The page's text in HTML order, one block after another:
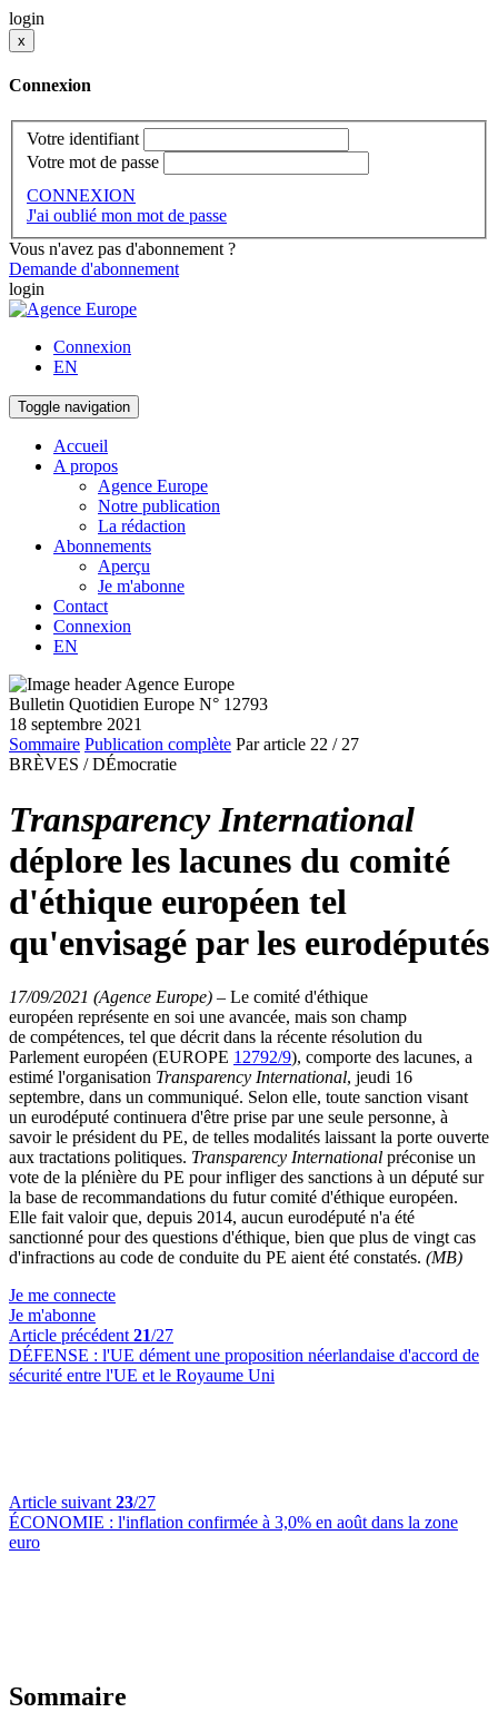
login
x
Connexion
Votre identifiant
Votre mot de passe
CONNEXION
J'ai oublié mon mot de passe
Vous n'avez pas d'abonnement ?
Demande d'abonnement
login
Connexion
EN
Toggle navigation
Accueil
A propos
Agence Europe
Notre publication
La rédaction
Abonnements
Aperçu
Je m'abonne
Contact
Connexion
EN
Bulletin Quotidien Europe N° 12793
18 septembre 2021
Sommaire Publication complète Par article 22 / 27
BRÈVES / DÉmocratie
Transparency International
déplore les lacunes du comité
d'éthique européen tel
qu'envisagé par les eurodéputés
17/09/2021 (Agence Europe) – Le comité d'éthique
européen représente en soi une avancée, mais son champ
de compétences, tel que décrit dans la récente résolution du
Parlement européen (EUROPE 12792/9), comporte des lacunes, a
estimé l'organisation Transparency International, jeudi 16
septembre, dans un communiqué. Selon elle, toute sanction visant
un eurodéputé continuera d'être prise par une seule personne, à
savoir le président du PE, de telles modalités laissant la porte ouverte
aux tractations politiques. Transparency International préconise un
vote de la plénière du PE pour infliger des sanctions à un député sur
la base de recommandations du futur comité d'éthique européen.
Elle fait valoir que, depuis 2014, aucun eurodéputé n'a été
sanctionné pour des questions d'éthique, bien que plus de vingt cas
d'infractions au code de conduite du PE aient été constatés. (MB)
Je me connecte
Je m'abonne
Article précédent 21/27
DÉFENSE : l'UE dément une proposition néerlandaise d'accord de
sécurité entre l'UE et le Royaume Uni
Article suivant 23/27
ÉCONOMIE : l'inflation confirmée à 3,0% en août dans la zone
euro
Sommaire